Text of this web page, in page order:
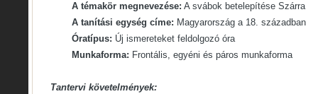
A témakör megnevezése: A svábok betelepítése Szárra
A tanítási egység címe: Magyarország a 18. században
Óratípus: Új ismereteket feldolgozó óra
Munkaforma: Frontális, egyéni és páros munkaforma
Tantervi követelmények: